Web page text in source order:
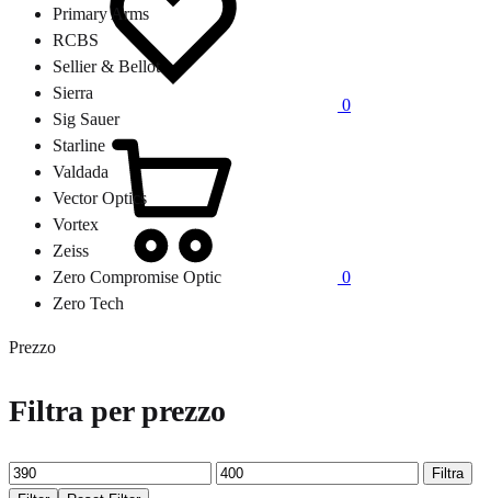
0
0
Primary Arms
RCBS
Sellier & Bellot
Sierra
Sig Sauer
Starline
Valdada
Vector Optics
Vortex
Zeiss
Zero Compromise Optic
Zero Tech
Prezzo
Filtra per prezzo
Prezzo
Prezzo
Filtra